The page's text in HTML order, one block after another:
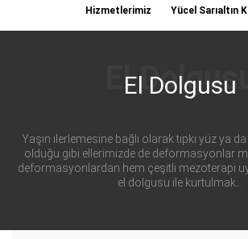
Hizmetlerimiz Yücel Sarıaltın
El Dolgusu
Yaşın ilerlemesine bağlı olarak tıpkı yüz ya
olduğu gibi ellerimizde de deformasyonlar
deformasyonlardan hem çeşitli mezoterapi
el dolgusu ile kurtulmak...